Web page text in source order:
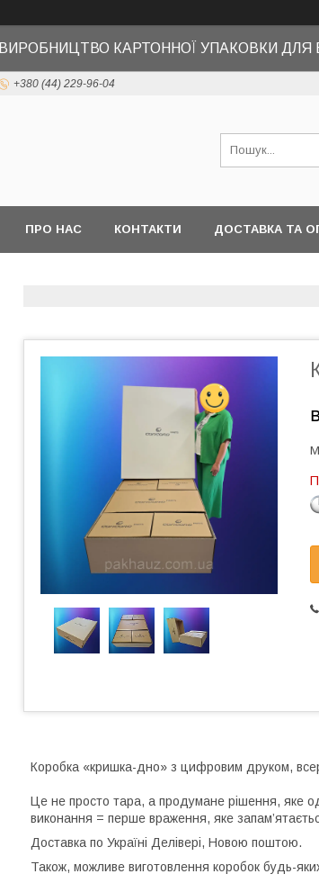
ВИРОБНИЦТВО КАРТОННОЇ УПАКОВКИ ДЛЯ
+380 (44) 229-96-04
ПРО НАС КОНТАКТИ ДОСТАВКА ТА
Коробка «кришка-дно» з цифровим друком,
Це не просто тара, а продумане рішення, яке
виконання = перше враження, яке
Доставка по Україні Делівері, Новою поштою.
Також, можливе виготовлення коробок будь-яких